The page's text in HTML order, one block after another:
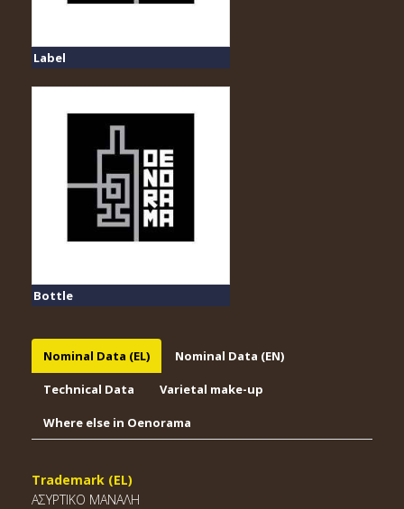
Label
Bottle
Nominal Data (EL) Nominal Data (EN)
Technical Data Varietal make-up
Where else in Oenorama
Trademark (EL)
ΑΣΥΡΤΙΚΟ ΜΑΝΑΛΗ